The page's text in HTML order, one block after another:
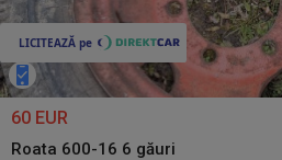
60 EUR
Roata 600-16 6 găuri